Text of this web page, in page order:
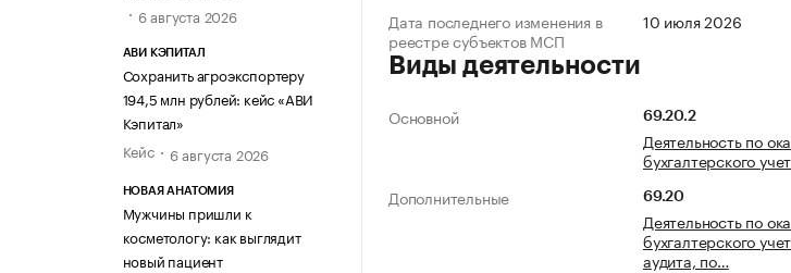
6 августа 2026
АВИ КЭПИТАЛ
Сохранить агроэкспортеру
194,5 млн рублей: кейс «АВИ
Кэпитал»
Кейс
6 августа 2026
НОВАЯ АНАТОМИЯ
Мужчины пришли к
косметологу: как выглядит
новый пациент
Дата последнего изменения в
реестре субъектов МСП
10 июля 2026
Виды деятельности
Основной 69.20.2
Деятельность по
бухгалтерского
Дополнительные
69.20
Деятельность по
бухгалтерского
аудита, по…